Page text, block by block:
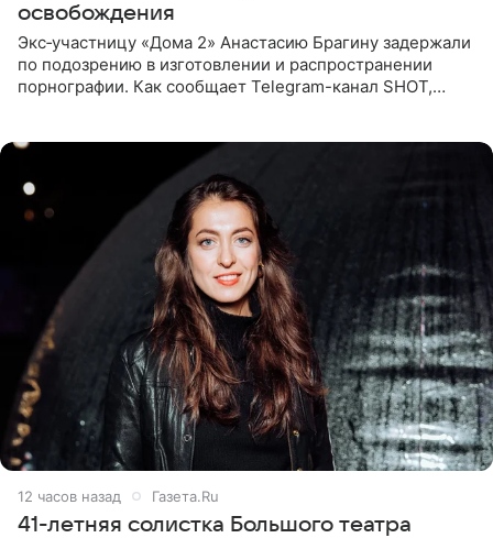
освобождения
Экс‑участницу «Дома 2» Анастасию Брагину задержали
по подозрению в изготовлении и распространении
порнографии. Как сообщает Telegram-канал SHOT,
12 часов назад Газета.Ru
41-летняя солистка Большого театра